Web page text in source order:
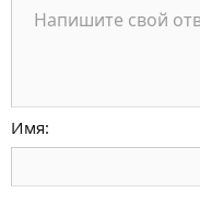
Размер шрифта
9
18
22
Цвет текста
Шрифт Arial
Выравнивание
По левому
ФорматОбычный
ЦитатаМедиаВставить
Повторить
Переключить
Удалить
Напишите свой
Имя